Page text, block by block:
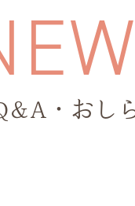
・おし
E